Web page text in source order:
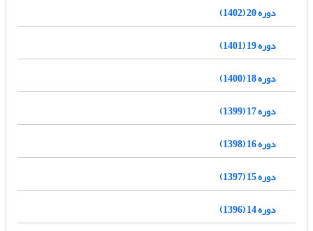
دوره 20 (1402)
دوره 19 (1401)
دوره 18 (1400)
دوره 17 (1399)
دوره 16 (1398)
دوره 15 (1397)
دوره 14 (1396)